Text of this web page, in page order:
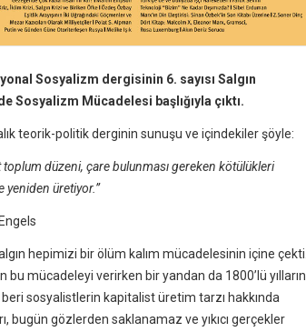
Sosyalizm dergisinin 6. sayısı Salgın
Sosyalizm Mücadelesi başlığıyla çıktı.
teorik-politik derginin sunuşu ve içindekiler şöyle:
toplum düzeni, çare bulunması gereken kötülükleri
yeniden üretiyor.”
hepimizi bir ölüm kalım mücadelesinin içine çekti.
bu mücadeleyi verirken bir yandan da 1800’lü yılların
beri sosyalistlerin kapitalist üretim tarzı hakkında
bugün gözlerden saklanamaz ve yıkıcı gerçekler